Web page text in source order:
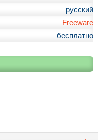
русский
Freeware
бесплатно